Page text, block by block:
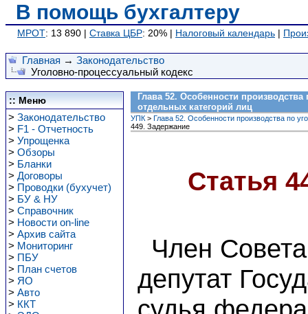
В помощь бухгалтеру
МРОТ: 13 890 | Ставка ЦБР: 20% | Налоговый календарь |
Главная → Законодательство
Уголовно-процессуальный кодекс
:: Меню
> Законодательство
> F1 - Отчетность
> Упрощенка
> Обзоры
> Бланки
> Договоры
> Проводки (бухучет)
> БУ & НУ
> Справочник
> Новости on-line
> Архив сайта
> Мониторинг
> ПБУ
> План счетов
> ЯО
> Авто
> ККТ
Глава 52. Особенности
отдельных категорий лиц
УПК > Глава 52. Особенности производства по
449. Задержание
Статья
Член
депутат